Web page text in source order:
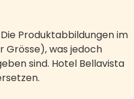
Produktabbildungen im
Grösse), was jedoch
sind. Hotel Bellavista